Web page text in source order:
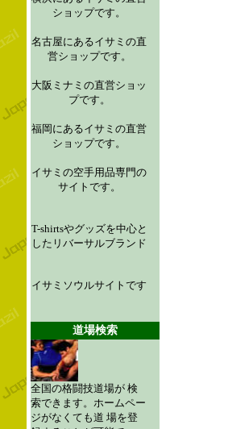
ショップです。
名古屋にあるイサミの直
営ショップです。
大阪ミナミの直営ショッ
プです。
福岡にあるイサミの直営
ショップです。
イサミの空手用品専門の
サイトです。
T-shirtsやグッズを中心と
したリバーサルブランド
イサミソウルサイトです
道場検索
全国の格闘技道場が 検
索できます。ホームペー
ジがなくても道 場を登